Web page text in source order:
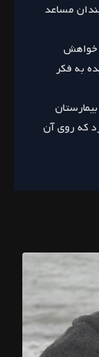
مساعد
خواهش
به فکر
که روی آن